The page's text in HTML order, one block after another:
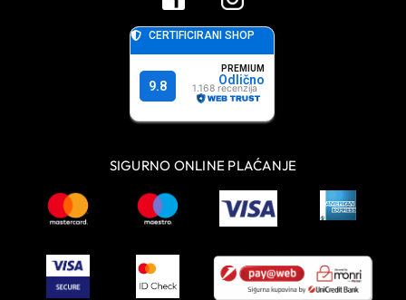
SIGURNO ONLINE PLAĆANJE